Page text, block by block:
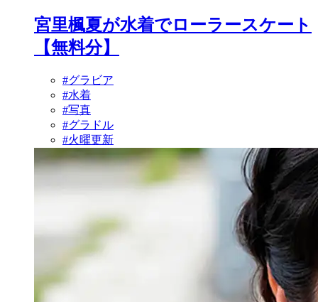
宮里楓夏が水着でローラースケート
【無料分】
#グラビア
#水着
#写真
#グラドル
#火曜更新